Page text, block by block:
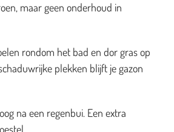
maar geen onderhoud in
rondom het bad en dor gras op
plekken blijft je gazon
na een regenbui. Een extra